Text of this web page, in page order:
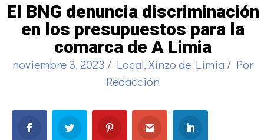
El BNG denuncia discriminación
en los presupuestos para la
comarca de A Limia
noviembre 3, 2023 / Local,Xinzo de Limia / Por
Redacción